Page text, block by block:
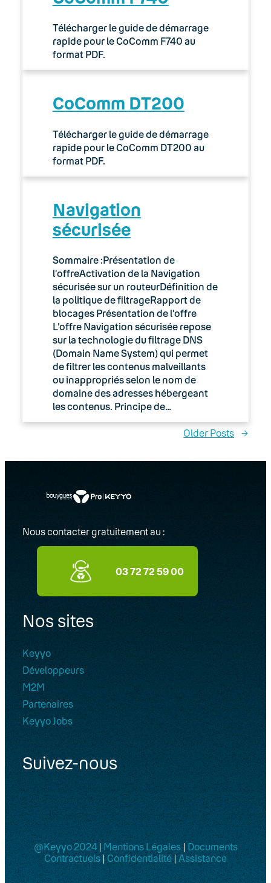
Télécharger le guide de démarrage
rapide pour le CoComm F740 au
format PDF.
CoComm DT200
Télécharger le guide de démarrage
rapide pour le CoComm DT200 au
format PDF.
Navigation
sécurisée
Sommaire :Présentation de
l’offreActivation de la Navigation
sécurisée sur un routeurDéfinition de
la politique de filtrageRapport de
blocages Présentation de l’offre
L’offre Navigation sécurisée repose
sur la technologie du filtrage DNS
(Domain Name System) qui permet
de filtrer les contenus malveillants
ou inappropriés selon le nom de
domaine des adresses hébergeant
les contenus. Principe de…
Older Posts →
Nous contacter gratuitement au :
03 72 72 59 00
Nos sites
Keyyo
Développeurs
M2M
Partenaires
Keyyo Jobs
Suivez-nous
@Keyyo 2024| Mentions Légales|Documents
Contractuels|Confidentialité|Assistance